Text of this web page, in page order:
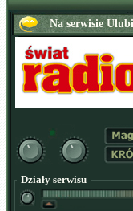
Działy serwisu